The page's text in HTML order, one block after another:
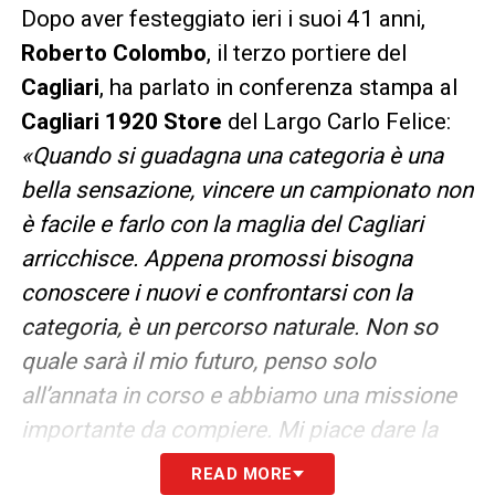
Dopo aver festeggiato ieri i suoi 41 anni,
Roberto Colombo, il terzo portiere del
Cagliari, ha parlato in conferenza stampa al
Cagliari 1920 Store del Largo Carlo Felice:
«Quando si guadagna una categoria è una
bella sensazione, vincere un campionato non
è facile e farlo con la maglia del Cagliari
arricchisce. Appena promossi bisogna
conoscere i nuovi e confrontarsi con la
categoria, è un percorso naturale. Non so
quale sarà il mio futuro, penso solo
all’annata in corso e abbiamo una missione
importante da compiere. Mi piace dare la
mia esperienza al gruppo, è importante
READ MORE